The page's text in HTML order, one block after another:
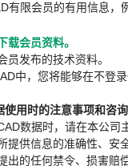
有限会员的有用信息，
载会员资料。
员发布的技术资料。
中，您将能够在不登
使用时的注意事项和咨
数据时，请在本公司
提供信息的准确性、安
出的任何禁令、损害赔